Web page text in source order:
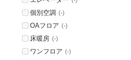
個別空調 (-)
OAフロア (-)
床暖房 (-)
ワンフロア (-)